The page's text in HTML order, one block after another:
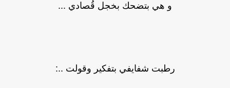
و هي بتضحك بخجل قُصادي ...
رطبت شفايفي بتفكير وقولت ..: